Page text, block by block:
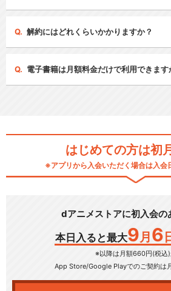
解約にはどれくらいかかりますか？
電子書籍は月額料金だけで利用できます
はじめての方は初
※アプリから入会いただく場合は入会
dアニメストアに初入会の
本日入ると最大9 月 6
※以降は月額660円(税込)
App Store/Google Playでのご契約は